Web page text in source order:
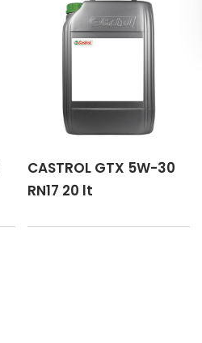
CASTROL GTX 5W-30
RN17 20 lt